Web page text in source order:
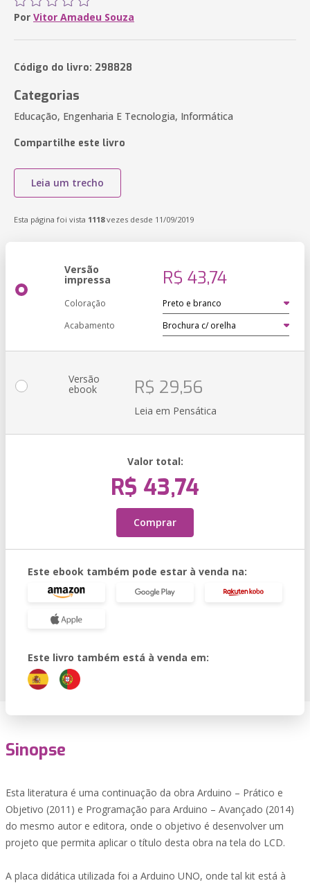
Por Vitor Amadeu Souza
Código do livro: 298828
Categorias
Educação, Engenharia E Tecnologia, Informática
Compartilhe este livro
Leia um trecho
Esta página foi vista 1118vezes desde 11/09/2019
Versão
impressa R$ 43,74
Coloração
Acabamento
Versão
ebook R$ 29,56
Leia em Pensática
Valor total:
R$ 43,74
Comprar
Este ebook também pode estar à venda na:
Este livro também está à venda em:
Sinopse
Esta literatura é uma continuação da obra Arduino – Prático e
Objetivo (2011) e Programação para Arduino – Avançado (2014)
do mesmo autor e editora, onde o objetivo é desenvolver um
projeto que permita aplicar o título desta obra na tela do LCD.
A placa didática utilizada foi a Arduino UNO, onde tal kit está à